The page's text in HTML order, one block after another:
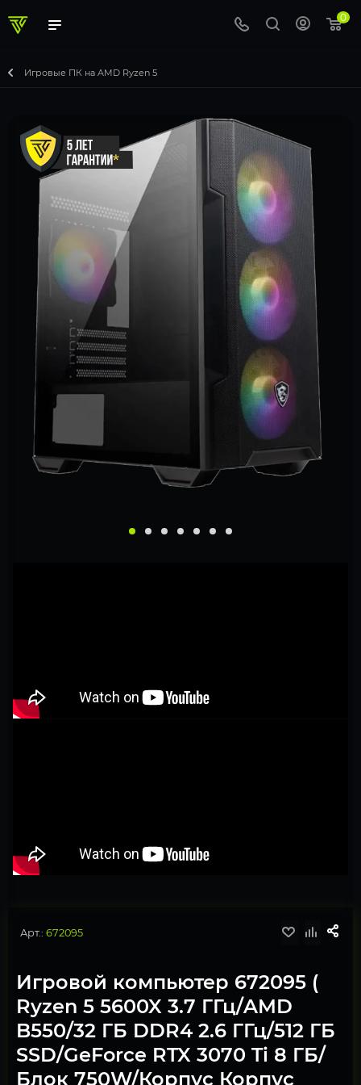
0
Игровые ПК на AMD Ryzen 5
Арт.: 672095
Игровой компьютер 672095 (
Ryzen 5 5600X 3.7 ГГц/AMD
B550/32 ГБ DDR4 2.6 ГГц/512 ГБ
SSD/GeForce RTX 3070 Ti 8 ГБ/
Блок 750W/Корпус Корпус